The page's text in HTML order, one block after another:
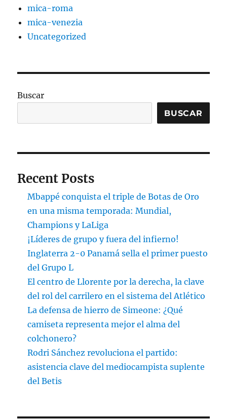
mica-roma
mica-venezia
Uncategorized
Buscar
BUSCAR
Recent Posts
Mbappé conquista el triple de Botas de Oro
en una misma temporada: Mundial,
Champions y LaLiga
¡Líderes de grupo y fuera del infierno!
Inglaterra 2-0 Panamá sella el primer puesto
del Grupo L
El centro de Llorente por la derecha, la clave
del rol del carrilero en el sistema del Atlético
La defensa de hierro de Simeone: ¿Qué
camiseta representa mejor el alma del
colchonero?
Rodri Sánchez revoluciona el partido:
asistencia clave del mediocampista suplente
del Betis